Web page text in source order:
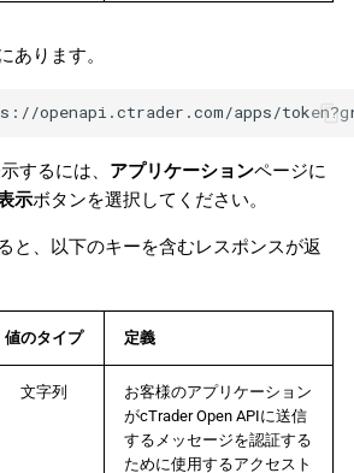
あります。
するには、 アプリケーションページに
示ボタンを選択してください。
と、以下のキーを含むレスポンスが返
値のタイプ 定義
文字列
お客様のアプリケーション
がcTrader Open APIに送信
するメッセージを認証する
ために使用するアクセスト